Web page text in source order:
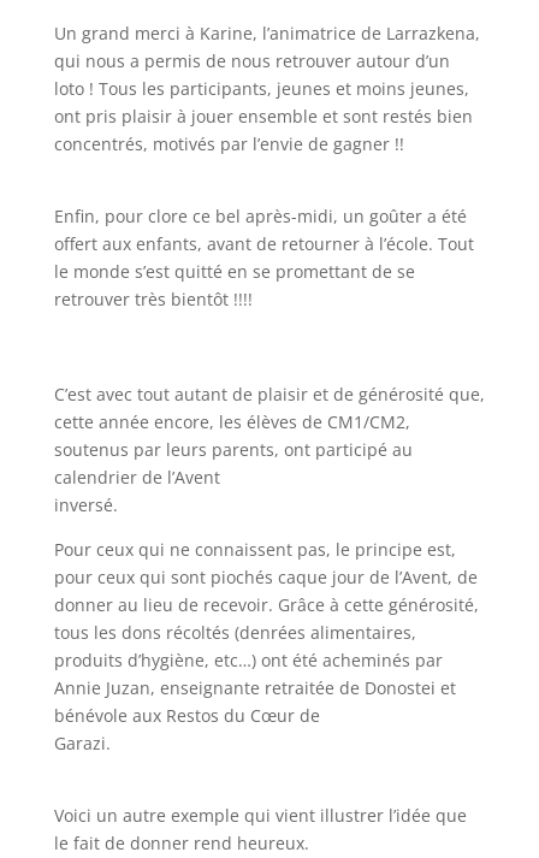
Un grand merci à Karine, l’animatrice de Larrazkena,
qui nous a permis de nous retrouver autour d’un
loto ! Tous les participants, jeunes et moins jeunes,
ont pris plaisir à jouer ensemble et sont restés bien
concentrés, motivés par l’envie de gagner !!
Enfin, pour clore ce bel après-midi, un goûter a été
offert aux enfants, avant de retourner à l’école. Tout
le monde s’est quitté en se promettant de se
retrouver très bientôt !!!!
C’est avec tout autant de plaisir et de générosité que,
cette année encore, les élèves de CM1/CM2,
soutenus par leurs parents, ont participé au
calendrier de l’Avent
inversé.
Pour ceux qui ne connaissent pas, le principe est,
pour ceux qui sont piochés caque jour de l’Avent, de
donner au lieu de recevoir. Grâce à cette générosité,
tous les dons récoltés (denrées alimentaires,
produits d’hygiène, etc…) ont été acheminés par
Annie Juzan, enseignante retraitée de Donostei et
bénévole aux Restos du Cœur de
Garazi.
Voici un autre exemple qui vient illustrer l’idée que
le fait de donner rend heureux.